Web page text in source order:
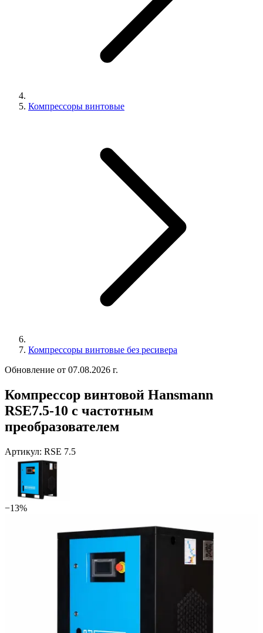
Компрессоры винтовые
Компрессоры винтовые без ресивера
Обновление от 07.08.2026 г.
Компрессор винтовой Hansmann
RSE7.5-10 с частотным
преобразователем
Артикул: RSE 7.5
−13%